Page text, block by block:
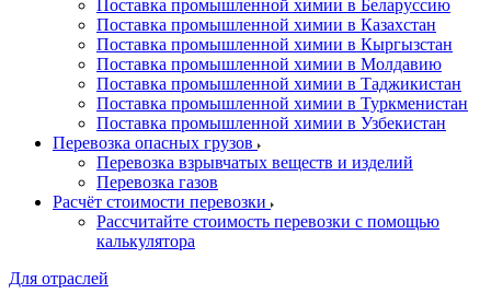
Поставка промышленной химии в Беларуссию
Поставка промышленной химии в Казахстан
Поставка промышленной химии в Кыргызстан
Поставка промышленной химии в Молдавию
Поставка промышленной химии в Таджикистан
Поставка промышленной химии в Туркменистан
Поставка промышленной химии в Узбекистан
Перевозка опасных грузов
Перевозка взрывчатых веществ и изделий
Перевозка газов
Расчёт стоимости перевозки
Рассчитайте стоимость перевозки с помощью
калькулятора
Для отраслей